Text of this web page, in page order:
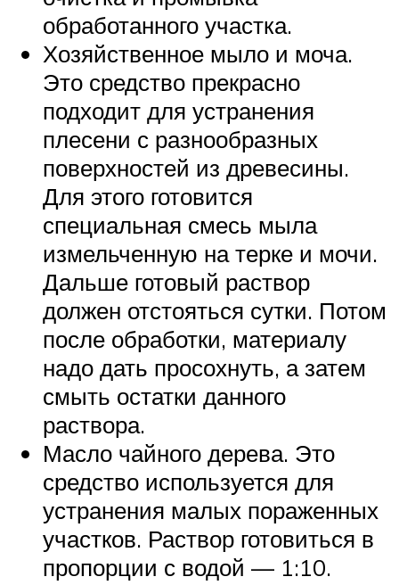
обработанного участка.
Хозяйственное мыло и моча.
Это средство прекрасно
подходит для устранения
плесени с разнообразных
поверхностей из древесины.
Для этого готовится
специальная смесь мыла
измельченную на терке и мочи.
Дальше готовый раствор
должен отстояться сутки. Потом
после обработки, материалу
надо дать просохнуть, а затем
смыть остатки данного
раствора.
Масло чайного дерева. Это
средство используется для
устранения малых пораженных
участков. Раствор готовиться в
пропорции с водой — 1:10.